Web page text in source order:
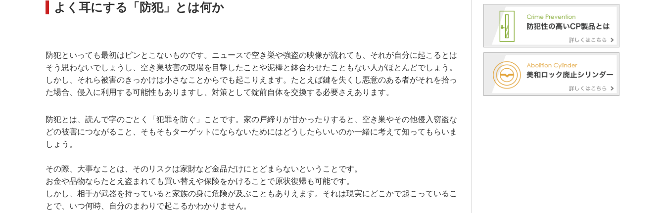
よく耳にする「防犯」とは何か
防犯といっても最初はピンとこないものです。ニュースで空き巣や強盗の映像が流れても、それが自分に起こるとは
そう思わないでしょうし、空き巣被害の現場を目撃したことや泥棒と鉢合わせたこともない人がほとんどでしょう。
しかし、それら被害のきっかけは小さなことからでも起こりえます。たとえば鍵を失くし悪意のある者がそれを拾っ
た場合、侵入に利用する可能性もありますし、対策として錠前自体を交換する必要さえあります。
防犯とは、読んで字のごとく「犯罪を防ぐ」ことです。家の戸締りが甘かったりすると、空き巣やその他侵入窃盗な
どの被害につながること、そもそもターゲットにならないためにはどうしたらいいのか一緒に考えて知ってもらいま
しょう。
その際、大事なことは、そのリスクは家財など金品だけにとどまらないということです。
お金や品物ならたとえ盗まれても買い替えや保険をかけることで原状復帰も可能です。
しかし、相手が武器を持っていると家族の身に危険が及ぶこともありえます。それは現実にどこかで起こっているこ
とで、いつ何時、自分のまわりで起こるかわかりません。